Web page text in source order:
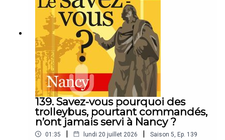
139. Savez-vous pourquoi des
trolleybus, pourtant commandés,
n’ont jamais servi à Nancy ?
01:35 | lundi 20 juillet 2026 | Saison 5 Ep. 139